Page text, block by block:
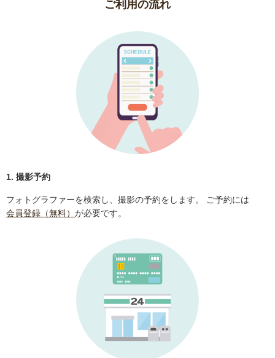
ご利用の流れ
1. 撮影予約
フォトグラファーを検索し、撮影の予約をします。 ご予約には
会員登録（無料） が必要です。